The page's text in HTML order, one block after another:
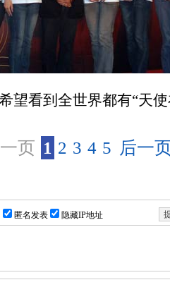
望看到全世界都有“天
页 1 2 3 4 5 后一
匿名发表 隐藏IP地址